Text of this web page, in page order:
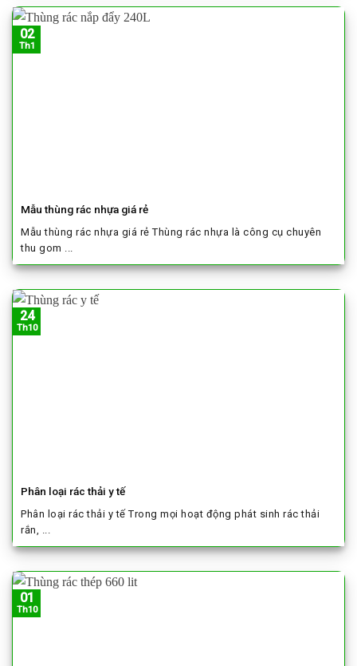
Mẫu thùng rác nhựa giá rẻ
Mẫu thùng rác nhựa giá rẻ Thùng rác nhựa là công cụ chuyên
thu gom ...
02
Th1
Phân loại rác thải y tế
Phân loại rác thải y tế Trong mọi hoạt động phát sinh rác thải
rắn, ...
24
Th10
01
Th10